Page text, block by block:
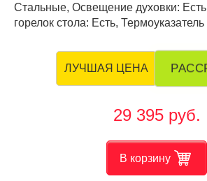
Стальные, Освещение духовки:
горелок стола: Есть,
ЛУЧШАЯ ЦЕНА
29 395 руб.
В корзину